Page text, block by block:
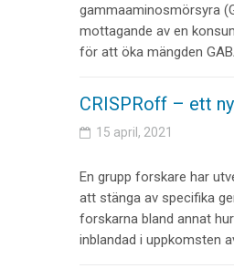
gammaaminosmörsyra
mottagande av en
för att öka mängden
CRISPRoff – ett
15 april, 2021
En grupp forskare har
att stänga av specifika
forskarna bland annat
inblandad i uppkomsten